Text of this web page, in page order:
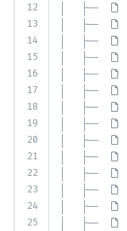
12
13
14
15
16
17
18
19
20
21
22
23
24
25
│   ├──
│   ├──
│   ├──
│   ├──
│   ├──
│   ├──
│   ├──
│   ├──
│   ├──
│   ├──
│   ├──
│   ├──
│   ├──
│   ├──